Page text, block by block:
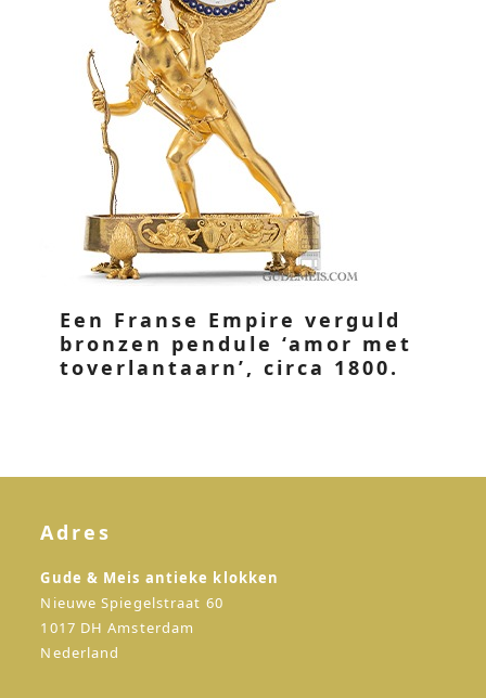
Een Franse Empire verguld
bronzen pendule ‘amor met
toverlantaarn’, circa 1800.
Adres
Gude & Meis antieke klokken
Nieuwe Spiegelstraat 60
1017 DH Amsterdam
Nederland